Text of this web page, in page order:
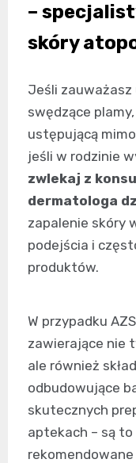
–
skóry
Jeśli zauważasz
swędzące
ustępującą
jeśli w rodzinie
zwlekaj z
dermatologa
zapalenie skóry
podejścia i
produktów.
W przypadku
zawierające nie
ale również
odbudowujące
skutecznych
aptekach – są